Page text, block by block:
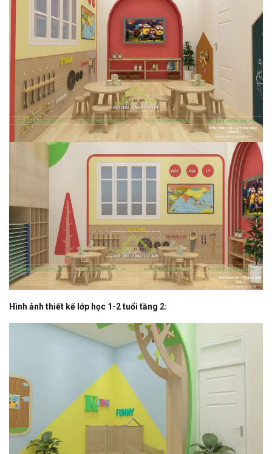
Hình ảnh thiết kế lớp học 1-2 tuổi tầng 2: